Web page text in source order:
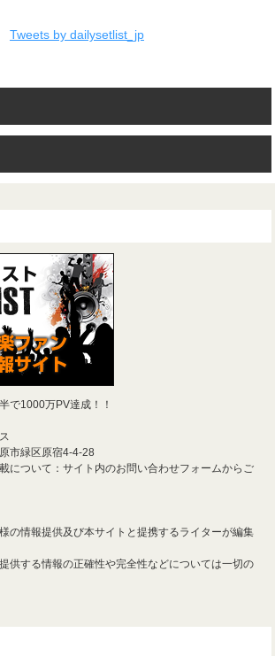
Tweets by dailysetlist_jp
で1000万PV達成！！
市緑区原宿4-4-28
について：サイト内のお問い合わせフォームからご
の情報提供及び本サイトと提携するライターが編集
供する情報の正確性や完全性などについては一切の